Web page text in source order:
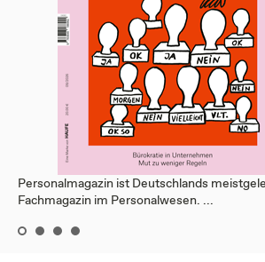
Personalmagazin ist Deutschlands
Fachmagazin im Personalwesen. ...